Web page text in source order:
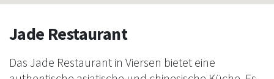
Jade Restaurant
Das Jade Restaurant in Viersen bietet eine